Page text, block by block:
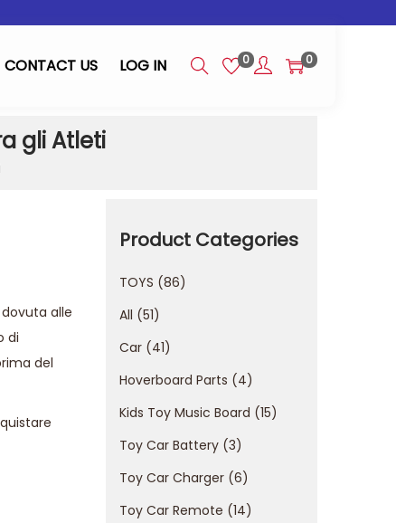
CONTACT US LOG IN 0 0
gli Atleti
alle
di
del
Product Categories
TOYS 86
All 51
Car 41
Hoverboard Parts
4
Kids Toy Music Board 15
Toy Car Battery 3
Toy Car Charger 6
Toy Car Remote 14